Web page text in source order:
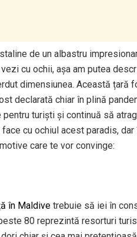
de un albastru
cu ochii, așa am putea
dimensiunea. Această țară
declarată chiar în plină
turiști și continuă să
cu ochiul acest paradis,
care te vor convinge:
în Maldive trebuie să iei în
80 reprezintă resorturi